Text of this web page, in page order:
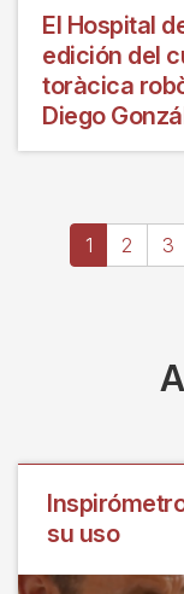
El Hospital
edición del
toràcica
Diego
Paginación
Página
actual
1 Page
2 3
su uso